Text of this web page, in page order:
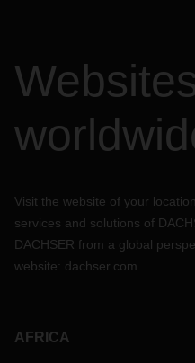
Visit the website of your
services and solutions of
DACHSER from a global
website: dachser.com
AFRICA